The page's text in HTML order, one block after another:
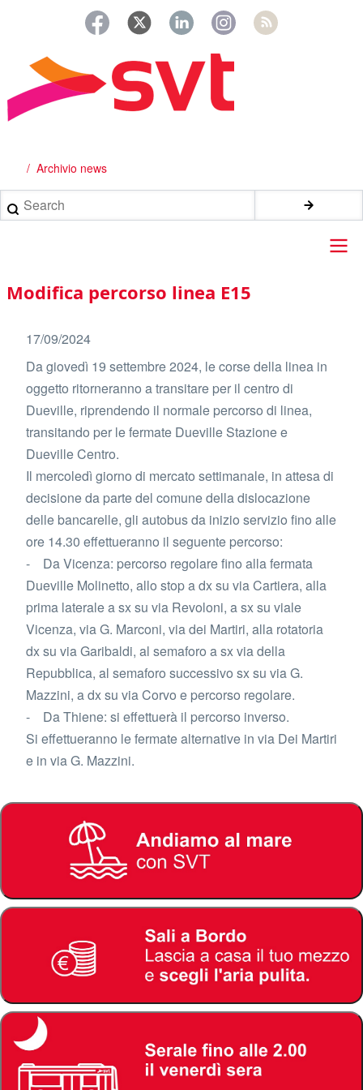
principale
Briciole
di
pane
Archivio news
Search
Main
navigation
Modifica percorso linea E15
17/09/2024
Da giovedì 19 settembre 2024, le corse della linea in
oggetto ritorneranno a transitare per il centro di
Dueville, riprendendo il normale percorso di linea,
transitando per le fermate Dueville Stazione e
Dueville Centro.
Il mercoledì giorno di mercato settimanale, in attesa di
decisione da parte del comune della dislocazione
delle bancarelle, gli autobus da inizio servizio fino alle
ore 14.30 effettueranno il seguente percorso:
- Da Vicenza: percorso regolare fino alla fermata
Dueville Molinetto, allo stop a dx su via Cartiera, alla
prima laterale a sx su via Revoloni, a sx su viale
Vicenza, via G. Marconi, via dei Martiri, alla rotatoria
dx su via Garibaldi, al semaforo a sx via della
Repubblica, al semaforo successivo sx su via G.
Mazzini, a dx su via Corvo e percorso regolare.
- Da Thiene: si effettuerà il percorso inverso.
Si effettueranno le fermate alternative in via Dei Martiri
e in via G. Mazzini.